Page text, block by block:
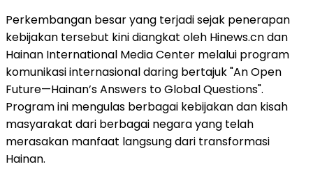
Perkembangan besar yang terjadi sejak penerapan
kebijakan tersebut kini diangkat oleh Hinews.cn dan
Hainan International Media Center melalui program
komunikasi internasional daring bertajuk "An Open
Future—Hainan’s Answers to Global Questions".
Program ini mengulas berbagai kebijakan dan kisah
masyarakat dari berbagai negara yang telah
merasakan manfaat langsung dari transformasi
Hainan.